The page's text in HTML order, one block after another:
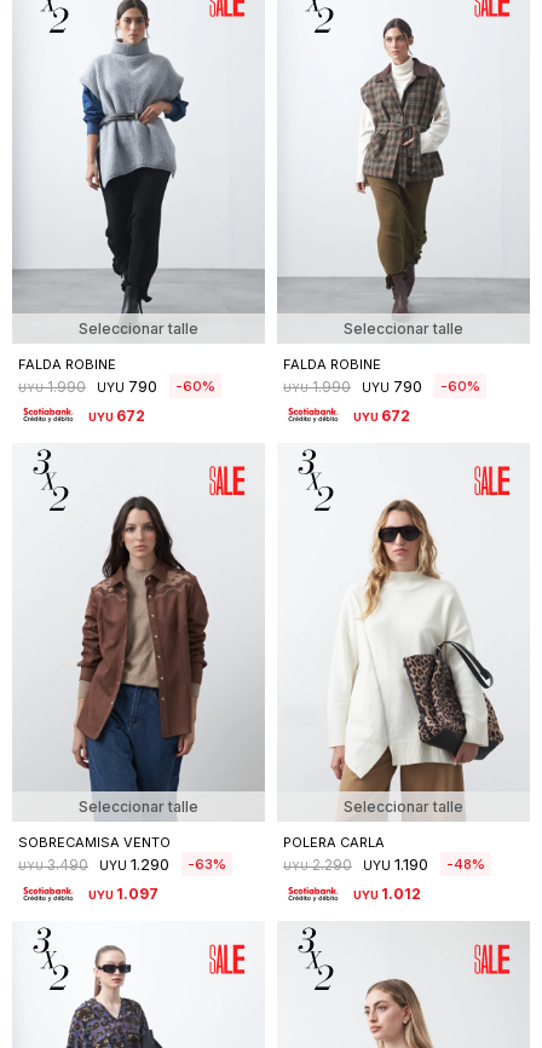
Seleccionar talle
FALDA ROBINE
UYU 1.990 UYU 790 60
UYU 672
Seleccionar talle
FALDA ROBINE
UYU 1.990 UYU 790 60
UYU 672
Seleccionar talle
SOBRECAMISA VENTO
UYU 3.490 UYU 1.290 63
UYU 1.097
Seleccionar talle
POLERA CARLA
UYU 2.290 UYU 1.190 48
UYU 1.012